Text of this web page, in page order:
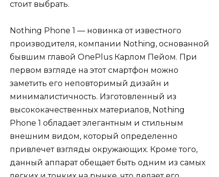
стоит выбрать.
Nothing Phone 1 — новинка от известного
производителя, компании Nothing, основанной
бывшим главой OnePlus Карлом Пейом. При
первом взгляде на этот смартфон можно
заметить его неповторимый дизайн и
минималистичность. Изготовленный из
высококачественных материалов, Nothing
Phone 1 обладает элегантным и стильным
внешним видом, который определенно
привлечет взгляды окружающих. Кроме того,
данный аппарат обещает быть одним из самых